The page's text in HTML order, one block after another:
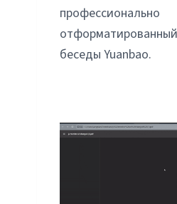
профессионально
беседы Yuanbao.